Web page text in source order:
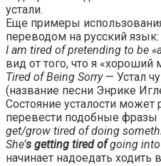
устали.
Еще примеры
переводом на русский язык:
I am tired of pretending to be
вид от того, что я «хороший
Tired of Being Sorry— Устал
(название песни Энрике
Состояние усталости
перевести подобные фразы
get/grow tired of doing
She’s getting tired ofgoing into
начинает надоедать